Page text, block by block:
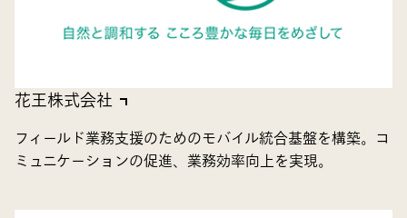
花王株式会社
フィールド業務支援のためのモバイル統合基盤を構築。コ
ミュニケーションの促進、業務効率向上を実現。